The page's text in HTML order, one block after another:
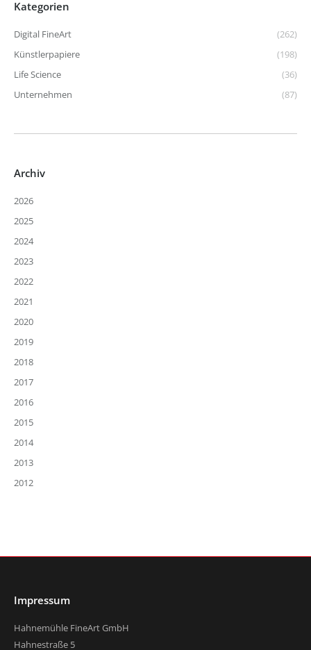
Kategorien
Digital FineArt
(262)
Künstlerpapiere
(198)
Life Science
(36)
Unternehmen
(87)
Archiv
2026
2025
2024
2023
2022
2021
2020
2019
2018
2017
2016
2015
2014
2013
2012
Impressum
Hahnemühle FineArt GmbH
Hahnestraße 5